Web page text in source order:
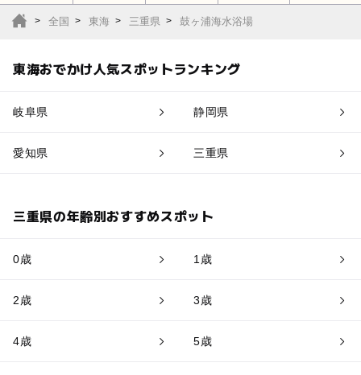
全国 東海 三重県 鼓ヶ浦海水浴場
東海おでかけ人気スポットランキング
岐阜県 静岡県
愛知県 三重県
三重県の年齢別おすすめスポット
0歳 1歳
2歳 3歳
4歳 5歳